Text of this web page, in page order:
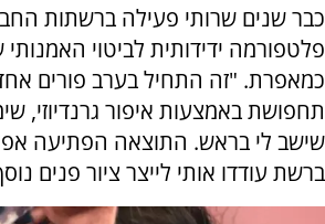
כבר שנים שרותי פעילה ברשתות
פלטפורמה ידידותית לביטוי
כמאפרת. "זה התחיל בערב פורים
תחפושת באמצעות איפור גרנדיוזי,
שישב לי בראש. התוצאה הפתיעה
ברשת עודדו אותי לייצר ציור פנים